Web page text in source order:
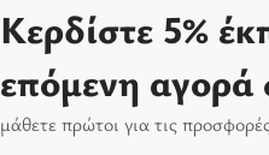
Κερδίστε 5%
επόμενη αγορά
μάθετε πρώτοι για τις